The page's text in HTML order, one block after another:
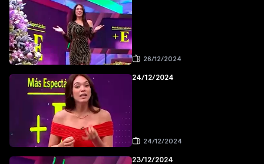
26/12/2024
24/12/2024
24/12/2024
23/12/2024